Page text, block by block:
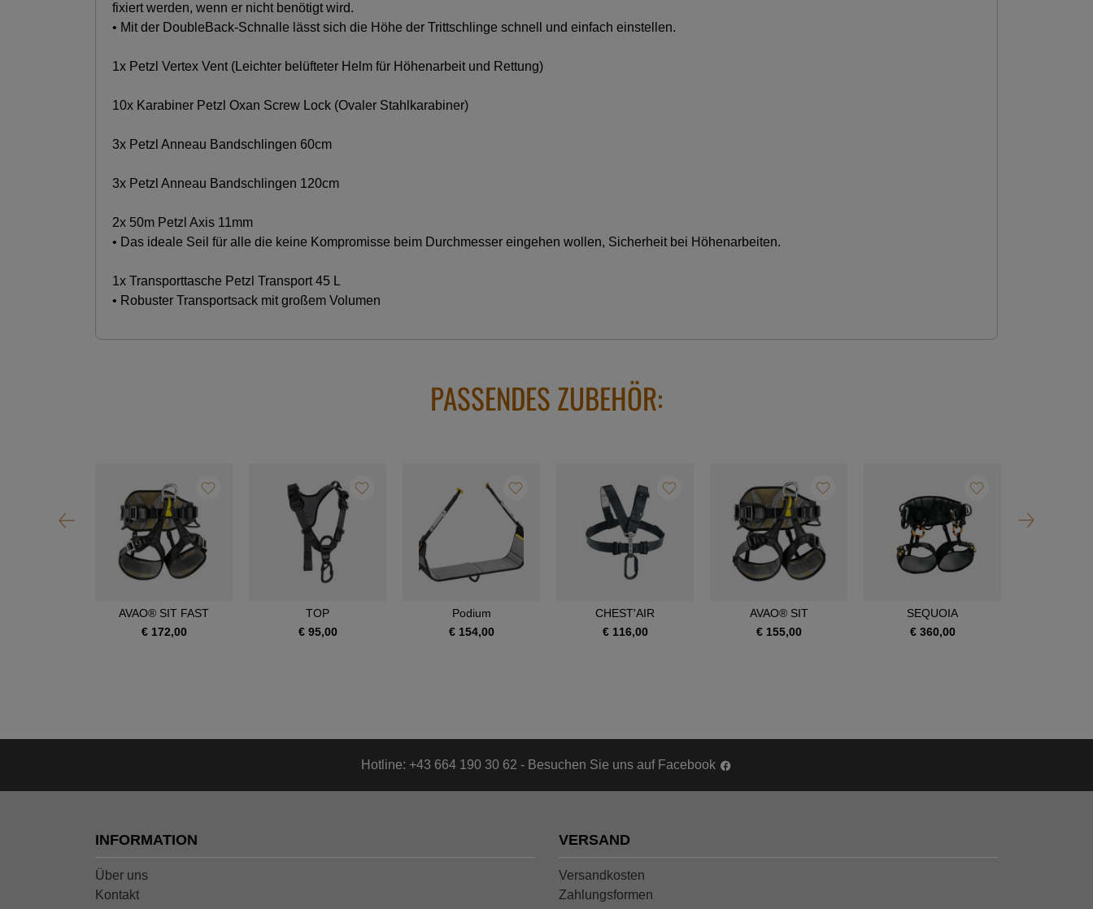
fixiert werden, wenn er nicht benötigt wird.
• Mit der DoubleBack-Schnalle lässt sich die Höhe der Trittschlinge schnell und einfach einstellen.
1x Petzl Vertex Vent (Leichter belüfteter Helm für Höhenarbeit und Rettung)
10x Karabiner Petzl Oxan Screw Lock (Ovaler Stahlkarabiner)
3x Petzl Anneau Bandschlingen 60cm
3x Petzl Anneau Bandschlingen 120cm
2x 50m Petzl Axis 11mm
• Das ideale Seil für alle die keine Kompromisse beim Durchmesser eingehen wollen, Sicherheit bei Höhenarbeiten.
1x Transporttasche Petzl Transport 45 L
• Robuster Transportsack mit großem Volumen
PASSENDES ZUBEHÖR:
AVAO® SIT FAST
€ 172,00
TOP
€ 95,00
Podium
€ 154,00
CHEST'AIR
€ 116,00
AVAO® SIT
€ 155,00
SEQUOIA
€ 360,00
Hotline: +43 664 190 30 62 - Besuchen Sie uns auf Facebook
INFORMATION
Über uns
Kontakt
VERSAND
Versandkosten
Zahlungsformen